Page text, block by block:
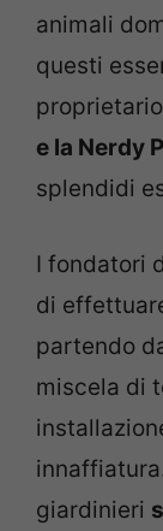
animali
questi
e la Nerdy
splendidi
I fondatori
di
partendo
miscela di
giardinieri